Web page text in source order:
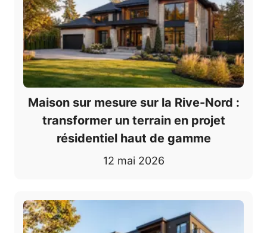
Maison sur mesure sur la Rive-Nord :
transformer un terrain en projet
résidentiel haut de gamme
12 mai 2026